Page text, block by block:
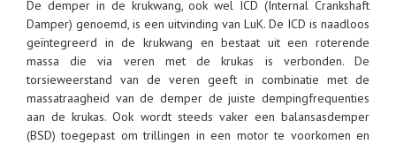
De demper in de krukwang, ook wel ICD (Internal Crankshaft
Damper) genoemd, is een uitvinding van LuK. De ICD is naadloos
geïntegreerd in de krukwang en bestaat uit een roterende
massa die via veren met de krukas is verbonden. De
torsieweerstand van de veren geeft in combinatie met de
massatraagheid van de demper de juiste dempingfrequenties
aan de krukas. Ook wordt steeds vaker een balansasdemper
(BSD) toegepast om trillingen in een motor te voorkomen en